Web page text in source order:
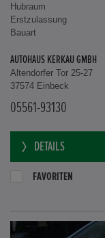
Hubraum
Erstzulassung
Bauart
AUTOHAUS KERKAU GMBH
Altendorfer Tor 25-27
37574 Einbeck
05561-93130
DETAILS
FAVORITEN